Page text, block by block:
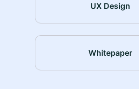
UX Design
Whitepaper